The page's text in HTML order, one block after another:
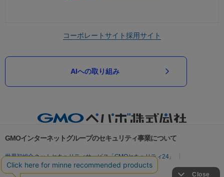
コーポレートサイト採用サイト
AIへの取り組み
GMOインターネットグループのセキュリティ事業について
世界初総合ネットセキュリティサービス「GMOセキュリティ24」
パスワード漏洩診断
Webサイトリスク診断